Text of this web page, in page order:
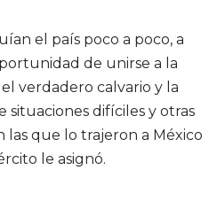
el país poco a poco, a
de unirse a la
verdadero calvario y la
situaciones difíciles y otras
que lo trajeron a México
le asignó.